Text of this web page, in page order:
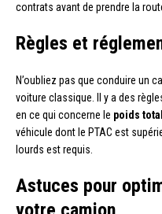
contrats avant de prendre la
Règles et
N’oubliez pas que conduire un
voiture classique. Il y a des
en ce qui concerne le poids
véhicule dont le PTAC est
lourds est requis.
Astuces pour